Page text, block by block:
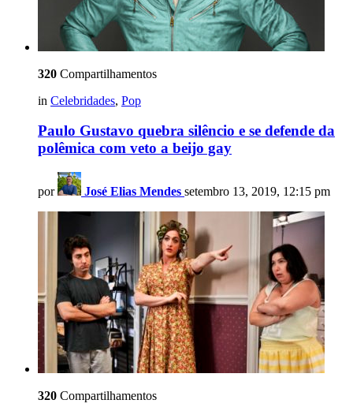
320 Compartilhamentos
in Celebridades, Pop
Paulo Gustavo quebra silêncio e se defende da
polêmica com veto a beijo gay
por José Elias Mendes setembro 13, 2019, 12:15 pm
320 Compartilhamentos